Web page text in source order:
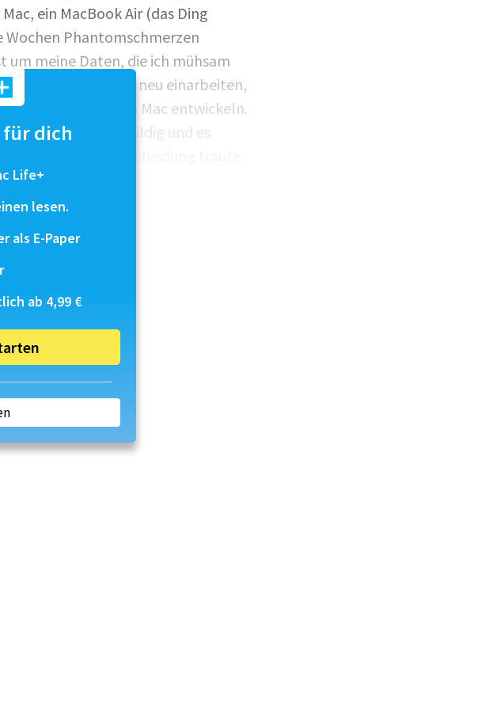
ein MacBook Air (das Ding
Phantomschmerzen
meine Daten, die ich mühsam
durfte mich neu einarbeiten,
die Liebe zum Mac entwickeln.
der Bigamie schuldig und es
für dich
Life+
lesen.
als E-Paper
ab 4,99 €